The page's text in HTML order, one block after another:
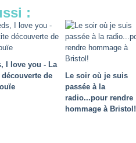
:
I love you - La
de
Le soir où je suis
passée à la
radio...pour rendre
hommage à Bristol!